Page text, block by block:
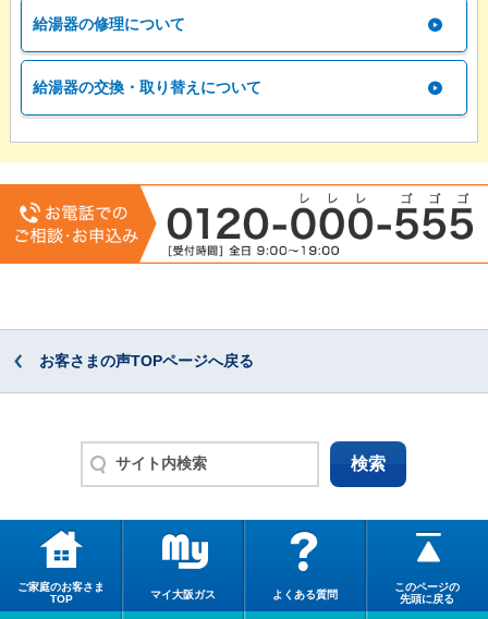
給湯器の修理について
給湯器の交換・取り替えについて
お客さまの声TOPページへ戻る
ご家庭のお客さま
TOP
マイ大阪ガス よくある質問
このページの
先頭に戻る